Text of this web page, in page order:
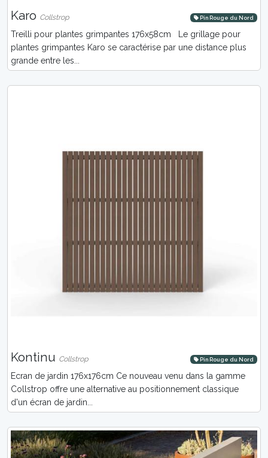
Karo Collstrop Pin Rouge du Nord
Treilli pour plantes grimpantes 176x58cm Le grillage pour
plantes grimpantes Karo se caractérise par une distance plus
grande entre les...
Kontinu Collstrop Pin Rouge du Nord
Ecran de jardin 176x176cm Ce nouveau venu dans la gamme
Collstrop offre une alternative au positionnement classique
d'un écran de jardin...